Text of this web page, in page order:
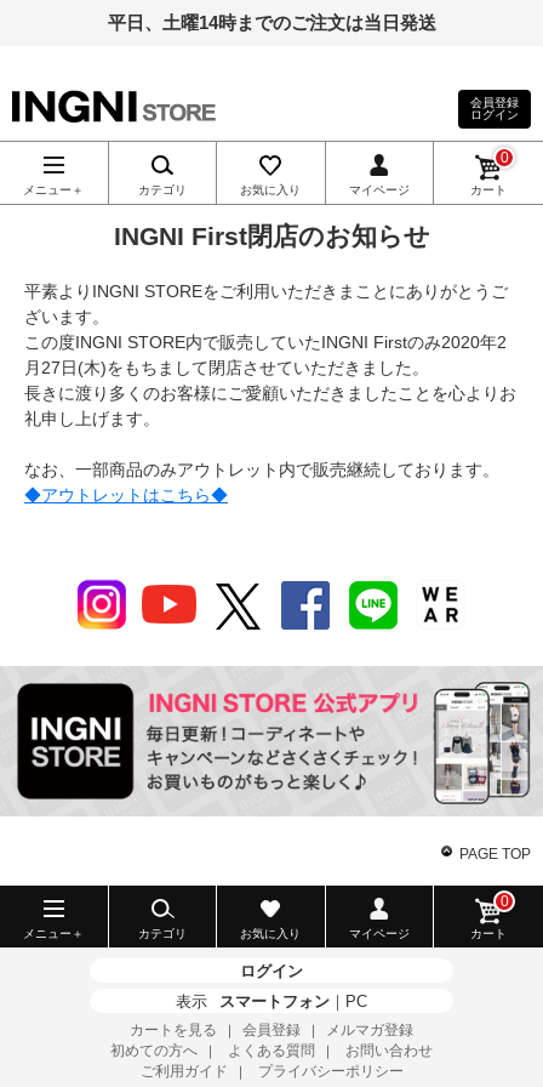
平日、土曜14時までのご注文は当日発送
INGNI（イン
グ）公式通
販｜INGNI
STORE
会員登録
ログイン
メニュー＋ カテゴリ お気に入り マイページ カート
0
INGNI First閉店のお知らせ
平素よりINGNI STOREをご利用いただきまことにありがとうご
ざいます。
この度INGNI STORE内で販売していたINGNI Firstのみ2020年2
月27日(木)をもちまして閉店させていただきました。
長きに渡り多くのお客様にご愛顧いただきましたことを心よりお
礼申し上げます。
なお、一部商品のみアウトレット内で販売継続しております。
◆アウトレットはこちら◆
PAGE TOP
メニュー＋ カテゴリ お気に入り マイページ カート
0
ログイン
表示
スマートフォン ｜ PC
カートを見る ｜ 会員登録 ｜
メルマガ登録
初めての方へ
｜ よくある質問 ｜
お問い合わせ
ご利用ガイド
プライバシーポリシー